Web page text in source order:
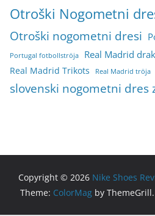
Otroški Nogometni
Otroški nogometni dresi
Portugal fotbollströja Real Madrid
Real Madrid Trikots Real Madrid tröja
slovenski nogometni dres
Copyright © 2026 Nike Shoes
Theme: ColorMag by